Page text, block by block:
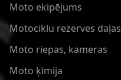
Moto ekipējums
Motociklu rezerves daļas
Moto riepas, kameras
Moto ķīmija